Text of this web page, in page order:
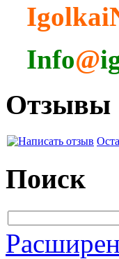
Info@
Отзывы
Поиск